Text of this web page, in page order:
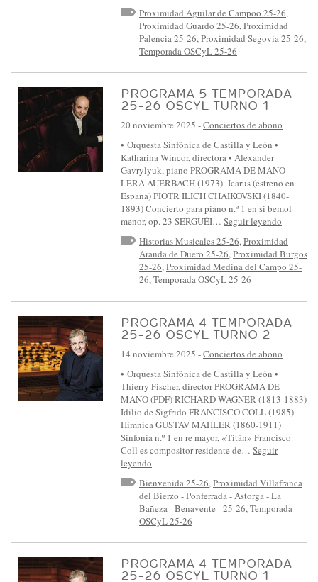
Proximidad Aguilar de Campoo 25-26,
Proximidad Guardo 25-26,Proximidad
Palencia 25-26,Proximidad Segovia 25-26,
Temporada OSCyL 25-26
PROGRAMA 5 TEMPORADA
25-26 OSCYL TURNO 1
20 noviembre 2025 -Conciertos de abono
• Orquesta Sinfónica de Castilla y León •
Katharina Wincor, directora • Alexander
Gavrylyuk, piano PROGRAMA DE MANO
LERA AUERBACH (1973) Icarus (estreno en
España) PIOTR ILICH CHAIKOVSKI (1840-
1893) Concierto para piano n.º 1 en si bemol
menor, op. 23 SERGUÉI… Seguir leyendo
Historias Musicales 25-26,Proximidad
Aranda de Duero 25-26,Proximidad Burgos
25-26,Proximidad Medina del Campo 25-
26,Temporada OSCyL 25-26
PROGRAMA 4 TEMPORADA
25-26 OSCYL TURNO 2
14 noviembre 2025 -Conciertos de abono
• Orquesta Sinfónica de Castilla y León •
Thierry Fischer, director PROGRAMA DE
MANO (PDF) RICHARD WAGNER (1813-1883)
Idilio de Sigfrido FRANCISCO COLL (1985)
Hímnica GUSTAV MAHLER (1860-1911)
Sinfonía n.º 1 en re mayor, «Titán» Francisco
Coll es compositor residente de… Seguir
leyendo
Bienvenida 25-26,Proximidad Villafranca
del Bierzo - Ponferrada - Astorga - La
Bañeza - Benavente - 25-26,Temporada
OSCyL 25-26
PROGRAMA 4 TEMPORADA
25-26 OSCYL TURNO 1